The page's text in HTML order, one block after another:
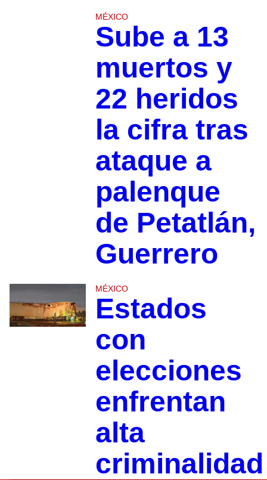
MÉXICO
Sube a 13
muertos y
22 heridos
la cifra tras
ataque a
palenque
de Petatlán,
Guerrero
MÉXICO
Estados
con
elecciones
enfrentan
alta
criminalidad